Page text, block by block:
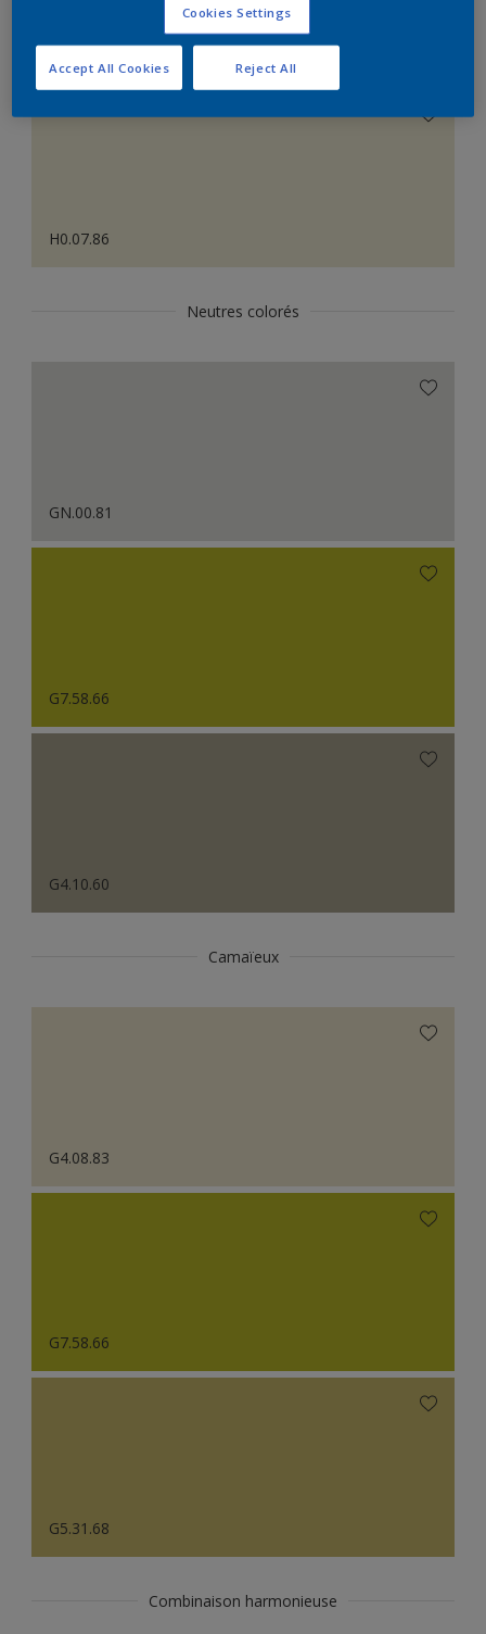
Le Blanc Parfait
H0.07.86
Neutres colorés
GN.00.81
G7.58.66
G4.10.60
Camaïeux
G4.08.83
G7.58.66
G5.31.68
Combinaison harmonieuse
Cookies Settings
Reject All
Accept All Cookies